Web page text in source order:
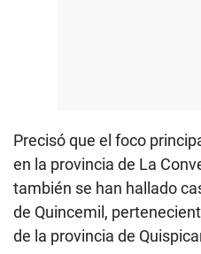
Precisó que el foco
en la provincia de La
también se han hallado
de Quincemil,
de la provincia de